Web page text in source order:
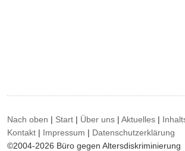
Nach oben | Start | Über uns |Aktuelles |
Kontakt | Impressum | Datenschutzerklärung
©2004-2026 Büro gegen Altersdiskriminierung